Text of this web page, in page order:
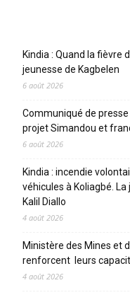
Kindia : Quand la fièvre
jeunesse de Kagbelen
6 août 2026
Communiqué de
projet Simandou et
6 août 2026
Kindia : incendie
véhicules à Koliagbé.
Kalil Diallo
4 août 2026
Ministère des Mines et
renforcent leurs
4 août 2026